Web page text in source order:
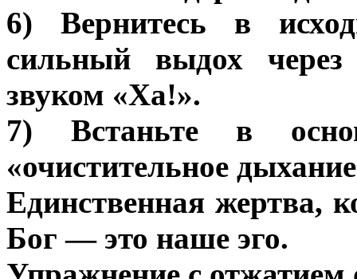
6) Вернитесь в
сильный выдох
звуком «Ха!».
7) Встаньте в
«очистительное
Единственная жертва,
Бог — это наше эго.